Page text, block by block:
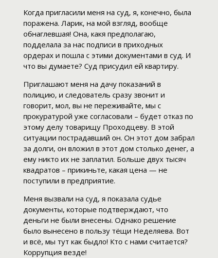
Когда пригласили меня на суд, я, конечно, была
поражена. Ларик, на мой взгляд, вообще
обнаглевшая! Она, какя предполагаю,
подделала за нас подписи в приходных
ордерах и пошла с этими документами в суд. И
что вы думаете? Суд присудил ей квартиру.
Приглашают меня на дачу показаний в
полицию, и следователь сразу звонит и
говорит, мол, вы не переживайте, мы с
прокуратурой уже согласовали – будет отказ по
этому делу товарищу Проходцеву. В этой
ситуации пострадавший он. Он этот дом забрал
за долги, он вложил в этот дом столько денег, а
ему никто их не заплатил. Больше двух тысяч
квадратов – прикиньте, какая цена — не
поступили в предприятие.
Меня вызвали на суд, я показала судье
документы, которые подтверждают, что
деньги не были внесены. Однако решение
было вынесено в пользу тёщи Неделяева. Вот
и всё, мы тут как быдло! Кто с нами считается?
Коррупция везде!